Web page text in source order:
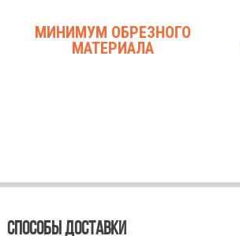
МИНИМУМ ОБРЕЗНОГО
МАТЕРИАЛА
СПОСОБЫ ДОСТАВКИ